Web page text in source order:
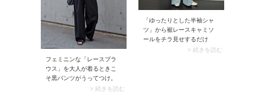
「ゆったりとした半袖シャ
ツ」から裾レースキャミソ
ールをチラ見せするだけ
で、シャツコーデの鮮度が
> 続きを読む
フェミニンな「レースブラ
ウス」を大人が着るときこ
そ黒パンツがうってつけ。
ともすればガーリーな雰囲
> 続きを読む